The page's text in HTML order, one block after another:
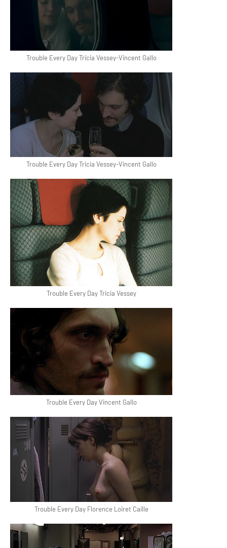
Trouble Every Day Tricia Vessey-Vincent Gallo
Trouble Every Day Tricia Vessey-Vincent Gallo
Trouble Every Day Tricia Vessey
Trouble Every Day Vincent Gallo
Trouble Every Day Florence Loiret Caille